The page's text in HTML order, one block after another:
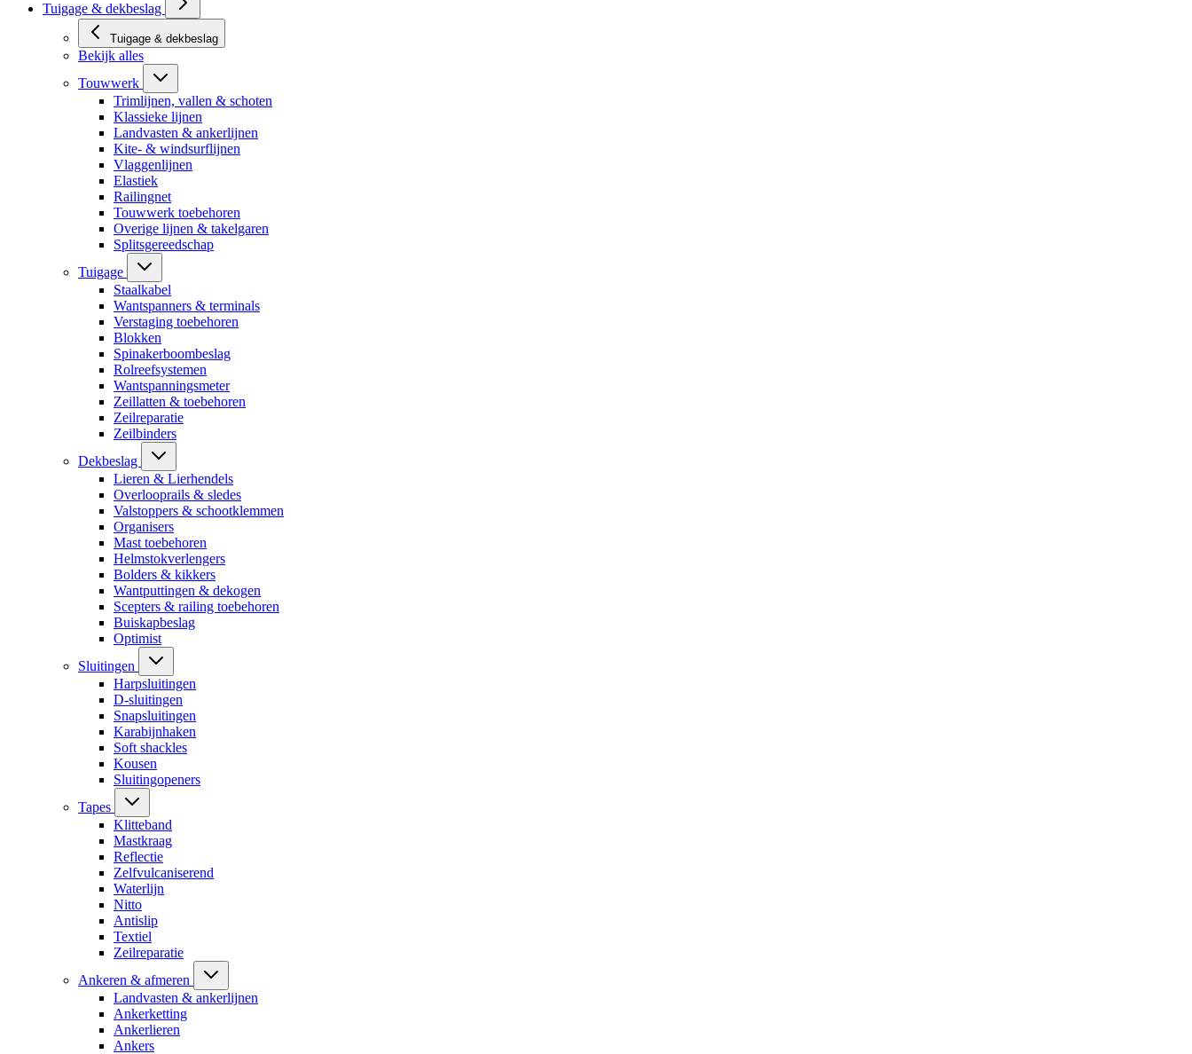
Tuigage & dekbeslag
Tuigage & dekbeslag
Bekijk alles
Touwwerk
Trimlijnen, vallen & schoten
Klassieke lijnen
Landvasten & ankerlijnen
Kite- & windsurflijnen
Vlaggenlijnen
Elastiek
Railingnet
Touwwerk toebehoren
Overige lijnen & takelgaren
Splitsgereedschap
Tuigage
Staalkabel
Wantspanners & terminals
Verstaging toebehoren
Blokken
Spinakerboombeslag
Rolreefsystemen
Wantspanningsmeter
Zeillatten & toebehoren
Zeilreparatie
Zeilbinders
Dekbeslag
Lieren & Lierhendels
Overlooprails & sledes
Valstoppers & schootklemmen
Organisers
Mast toebehoren
Helmstokverlengers
Bolders & kikkers
Wantputtingen & dekogen
Scepters & railing toebehoren
Buiskapbeslag
Optimist
Sluitingen
Harpsluitingen
D-sluitingen
Snapsluitingen
Karabijnhaken
Soft shackles
Kousen
Sluitingopeners
Tapes
Klitteband
Mastkraag
Reflectie
Zelfvulcaniserend
Waterlijn
Nitto
Antislip
Textiel
Zeilreparatie
Ankeren & afmeren
Landvasten & ankerlijnen
Ankerketting
Ankerlieren
Ankers